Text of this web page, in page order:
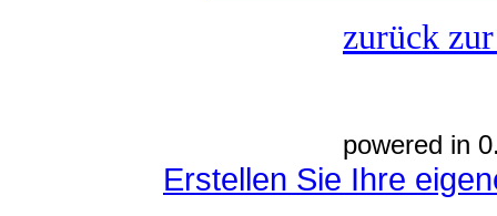
zurück
powered in
Erstellen Sie Ihre